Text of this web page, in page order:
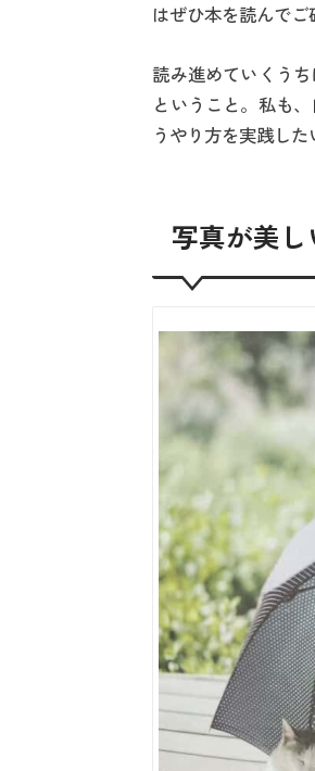
はぜひ本を読んでご
読み進めていくう
ということ。私も
うやり方を実践した
写真が美し